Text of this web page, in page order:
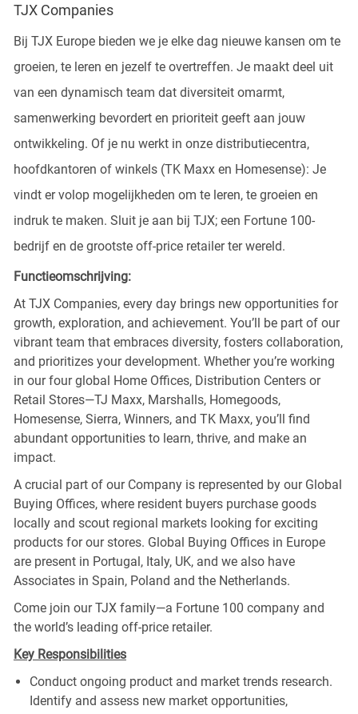
TJX Companies
Bij TJX Europe bieden we je elke dag nieuwe kansen om te
groeien, te leren en jezelf te overtreffen. Je maakt deel uit
van een dynamisch team dat diversiteit omarmt,
samenwerking bevordert en prioriteit geeft aan jouw
ontwikkeling. Of je nu werkt in onze distributiecentra,
hoofdkantoren of winkels (TK Maxx en Homesense): Je
vindt er volop mogelijkheden om te leren, te groeien en
indruk te maken. Sluit je aan bij TJX; een Fortune 100-
bedrijf en de grootste off-price retailer ter wereld.
Functieomschrijving:
At TJX Companies, every day brings new opportunities for
growth, exploration, and achievement. You’ll be part of our
vibrant team that embraces diversity, fosters collaboration,
and prioritizes your development. Whether you’re working
in our four global Home Offices, Distribution Centers or
Retail Stores—TJ Maxx, Marshalls, Homegoods,
Homesense, Sierra, Winners, and TK Maxx, you’ll find
abundant opportunities to learn, thrive, and make an
impact.
A crucial part of our Company is represented by our Global
Buying Offices, where resident buyers purchase goods
locally and scout regional markets looking for exciting
products for our stores. Global Buying Offices in Europe
are present in Portugal, Italy, UK, and we also have
Associates in Spain, Poland and the Netherlands.
Come join our TJX family—a Fortune 100 company and
the world’s leading off-price retailer.
Key Responsibilities
Conduct ongoing product and market trends research.
Identify and assess new market opportunities,